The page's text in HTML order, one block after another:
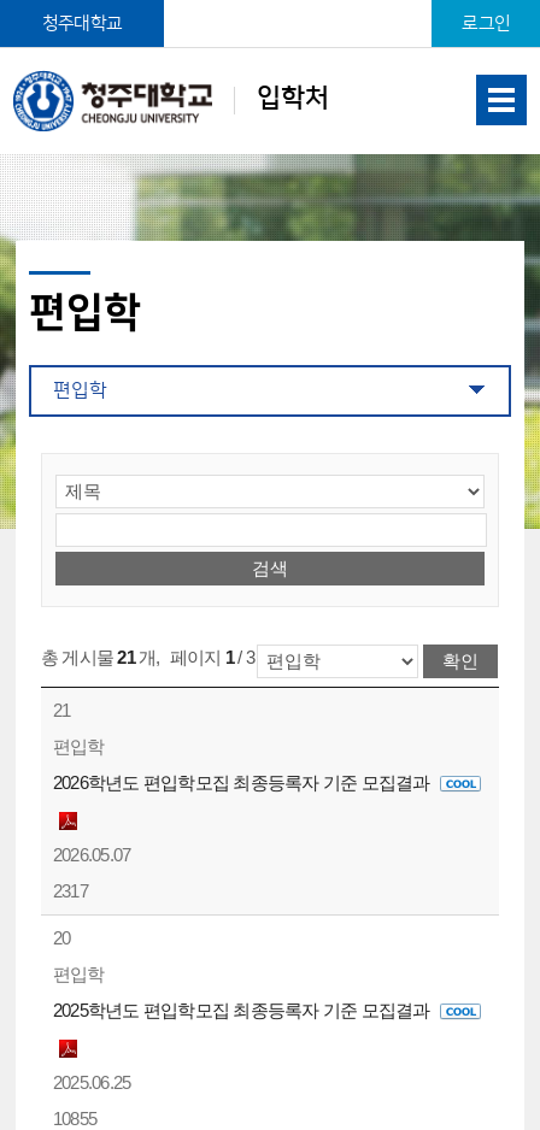
입학처
청주대학교 로그인
편입학
편입학
총 게시물21개, 페이지 1/ 3
21
편입학
2026학년도 편입학모집 최종등록자 기준 모집결과
2026.05.07
2317
20
편입학
2025학년도 편입학모집 최종등록자 기준 모집결과
2025.06.25
10855